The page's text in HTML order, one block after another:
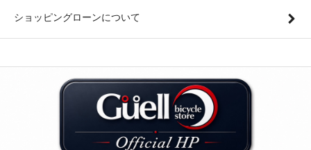
ショッピングローンについて